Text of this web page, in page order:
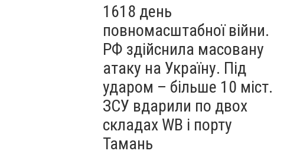
1618 день
повномасштабної війни.
РФ здійснила масовану
атаку на Україну. Під
ударом – більше 10 міст.
ЗСУ вдарили по двох
складах WB і порту
Тамань